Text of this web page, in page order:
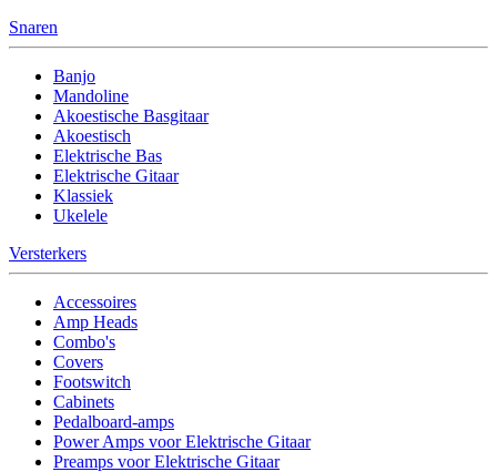
Snaren
Banjo
Mandoline
Akoestische Basgitaar
Akoestisch
Elektrische Bas
Elektrische Gitaar
Klassiek
Ukelele
Versterkers
Accessoires
Amp Heads
Combo's
Covers
Footswitch
Cabinets
Pedalboard-amps
Power Amps voor Elektrische Gitaar
Preamps voor Elektrische Gitaar